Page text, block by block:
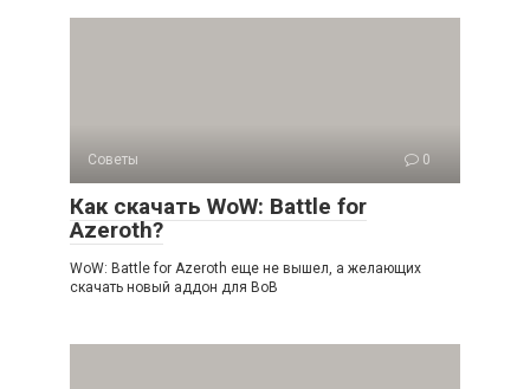
Советы 0
Как скачать WoW: Battle for
Azeroth?
WoW: Battle for Azeroth еще не вышел, а желающих
скачать новый аддон для ВоВ